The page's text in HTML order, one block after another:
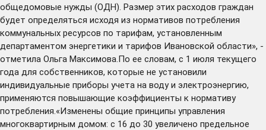
общедомовые нужды (ОДН). Размер этих расходов граждан
будет определяться исходя из нормативов потребления
коммунальных ресурсов по тарифам, установленным
департаментом энергетики и тарифов Ивановской области», -
отметила Ольга Максимова.По ее словам, с 1 июля текущего
года для собственников, которые не установили
индивидуальные приборы учета на воду и электроэнергию,
применяются повышающие коэффициенты к нормативу
потребления.«Изменены общие принципы управления
многоквартирным домом: с 16 до 30 увеличено предельное